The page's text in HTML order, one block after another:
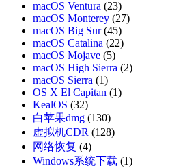
macOS Ventura (23)
macOS Monterey (27)
macOS Big Sur(45)
macOS Catalina (22)
macOS Mojave (5)
macOS High Sierra (2)
macOS Sierra (1)
OS X El Capitan (1)
KealOS (32)
白苹果dmg (130)
虚拟机CDR (128)
网络恢复 (4)
Windows系统下载 (1)